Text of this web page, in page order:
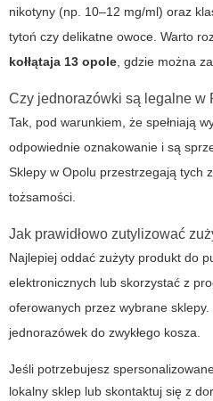
nikotyny (np. 10–12 mg/ml) oraz
tytoń czy delikatne owoce. Warto
kołłątaja 13 opole , gdzie można
Czy jednorazówki są legalne w
Tak, pod warunkiem, że spełniają
odpowiednie oznakowanie i są
Sklepy w Opolu przestrzegają tych
tożsamości.
Jak prawidłowo zutylizować
Najlepiej oddać zużyty produkt do
elektronicznych lub skorzystać z
oferowanych przez wybrane
jednorazówek do zwykłego kosza.
Jeśli potrzebujesz
lokalny sklep lub skontaktuj się z